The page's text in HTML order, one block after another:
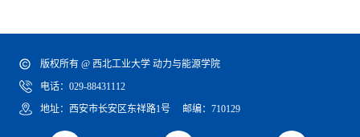
版权所有 @ 西北工业大学 动力与能源学院
电话：029-88431112
地址：西安市长安区东祥路1号 邮编：710129